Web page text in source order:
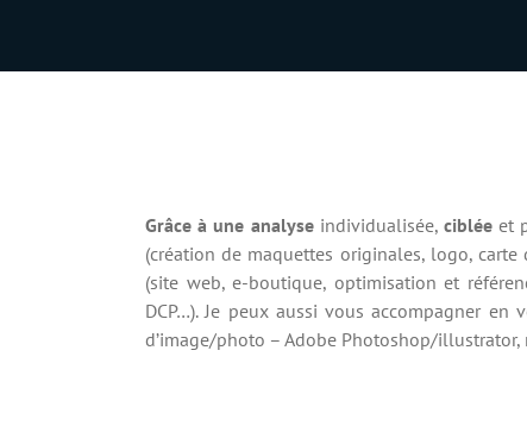
Grâce à une analyseindividualisée, cibléeet
(création de maquettes originales, logo,
(site web, e-boutique, optimisation et
DCP…). Je peux aussi vous accompagner en
d’image/photo – Adobe Photoshop/